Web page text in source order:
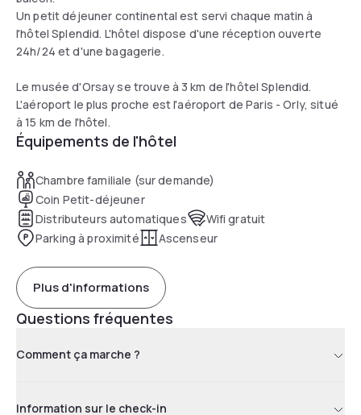
Un petit déjeuner continental est servi chaque matin à
l'hôtel Splendid. L'hôtel dispose d'une réception ouverte
24h/24 et d'une bagagerie.
Le musée d'Orsay se trouve à 3 km de l'hôtel Splendid.
L'aéroport le plus proche est l'aéroport de Paris - Orly, situé
à 15 km de l'hôtel.
Équipements de l'hôtel
Chambre familiale (sur demande)
Coin Petit-déjeuner
Distributeurs automatiques
Wifi gratuit
Parking à proximité
Ascenseur
Plus d'informations
Questions fréquentes
Comment ça marche ?
Information sur le check-in